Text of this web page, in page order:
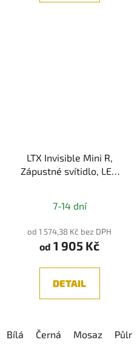
LTX Invisible Mini R,
Zápustné svítidlo, LED
7-14 dní
od 1 574,38 Kč bez DPH
od 1 905 Kč
DETAIL
Bílá Černá Mosaz